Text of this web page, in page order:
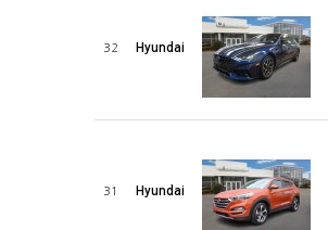
32 Hyundai
31 Hyundai